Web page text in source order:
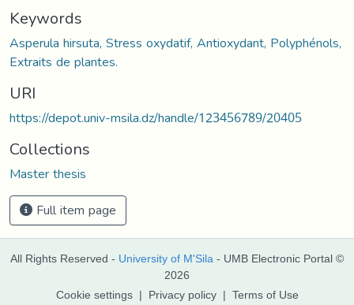
Keywords
Asperula hirsuta, Stress oxydatif, Antioxydant, Polyphénols,
Extraits de plantes.
URI
https://depot.univ-msila.dz/handle/123456789/20405
Collections
Master thesis
Full item page
All Rights Reserved - University of M'Sila - UMB Electronic Portal ©
2026
Cookie settings | Privacy policy | Terms of Use